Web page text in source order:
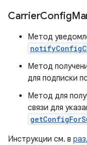
CarrierConfig
Метод
Метод
для подписки
Метод для
связи для
Инструкции см. в